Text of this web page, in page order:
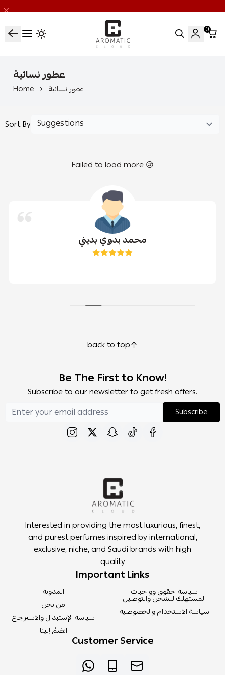
اروماتيك كلاود
0
عطور نسائية
Home عطور نسائية
Sort By
Failed to load more 😢
محمد بدوي بديني
back to top
Be The First to Know!
Subscribe to our newsletter to get fresh offers.
Subscribe
Interested in providing the most luxurious, finest,
and purest perfumes inspired by international,
exclusive, niche, and Saudi brands with high
quality
Important Links
المدونة
من نحن
سياسة الإستبدال والاسترجاع
انضمَّ إلينا
سياسة حقوق وواجبات
المستهلك للشحن والتوصيل
سياسة الاستخدام والخصوصية
Customer Service